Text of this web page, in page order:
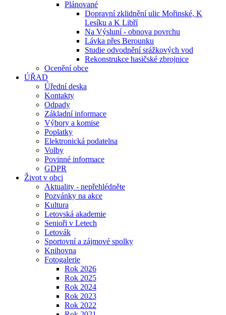
Plánované
Dopravní zklidnění ulic Mořinské, K
Lesíku a K Libří
Na Výsluní - obnova povrchu
Lávka přes Berounku
Studie odvodnění srážkových vod
Rekonstrukce hasičské zbrojnice
Ocenění obce
ÚŘAD
Úřední deska
Kontakty
Odpady
Základní informace
Výbory a komise
Poplatky
Elektronická podatelna
Volby
Povinné informace
GDPR
Život v obci
Aktuality - nepřehlédněte
Pozvánky na akce
Kultura
Letovská akademie
Senioři v Letech
Letovák
Sportovní a zájmové spolky
Knihovna
Fotogalerie
Rok 2026
Rok 2025
Rok 2024
Rok 2023
Rok 2022